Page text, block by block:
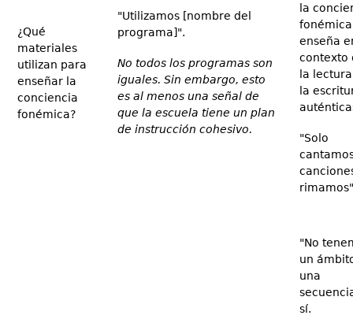
¿Qué
materiales
utilizan para
enseñar la
conciencia
fonémica?
"Utilizamos [nombre del
programa]".
No todos los programas son
iguales. Sin embargo, esto
es al menos una señal de
que la escuela tiene un plan
de instrucción cohesivo.
la
enseña
contexto
la
la
"Solo
"No
un
una
sí.